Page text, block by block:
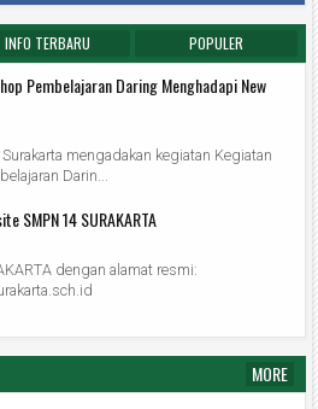
INFO TERBARU POPULER
Pembelajaran Daring Menghadapi New
mengadakan kegiatan Kegiatan
Darin...
SMPN 14 SURAKARTA
dengan alamat resmi:
MORE